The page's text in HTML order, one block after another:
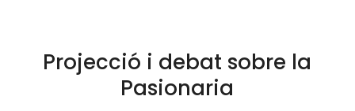
Projecció i debat sobre la
Pasionaria